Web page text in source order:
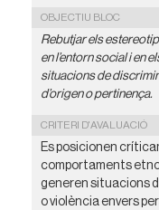
OBJECTIU BLOC
Rebutjar els
en l’entorn social i en
situacions de
d’origen o pertinença.
CRITERI D'AVALUACIÓ
Es posicionen
comportaments
generen situacions
o violència envers